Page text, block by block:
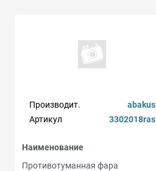
Производит.
abakus
Артикул
3302018ras
Наименование
Противотуманная фара